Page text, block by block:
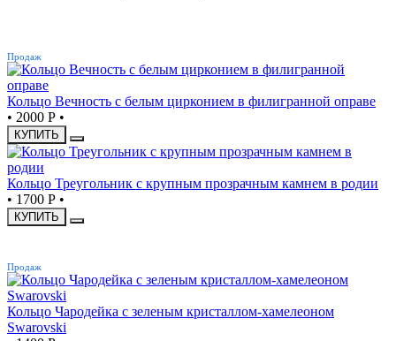
Продаж
Кольцо Вечность с белым цирконием в филигранной оправе
• 2000 Р •
КУПИТЬ
Кольцо Треугольник с крупным прозрачным камнем в родии
• 1700 Р •
КУПИТЬ
Продаж
Кольцо Чародейка с зеленым кристаллом-хамелеоном
Swarovski